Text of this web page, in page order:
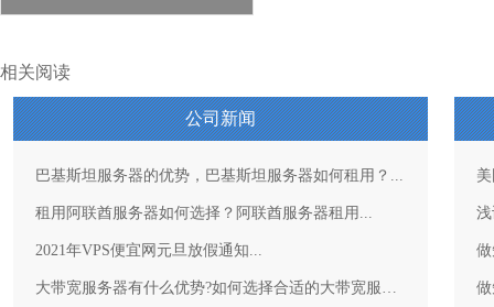
相关阅读
公司新闻
巴基斯坦服务器的优势，巴基斯坦服务器如何租用？...
租用阿联酋服务器如何选择？阿联酋服务器租用...
2021年VPS便宜网元旦放假通知...
大带宽服务器有什么优势?如何选择合适的大带宽服务器？...